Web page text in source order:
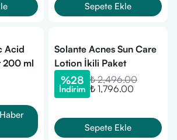
Sepete Ekle
Acid
200 ml
Solante Acnes Sun Care
Lotion İkili Paket
%28
İndirim
₺ 2,496.00
₺ 1,796.00
Sepete Ekle